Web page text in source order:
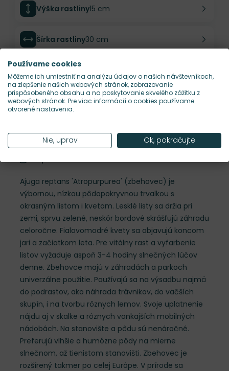
Výška rastliny15 cm
Šírka rastliny30 cm
Habitus rastliny
Hustota výsadby12 ks/m²
Nároky na slnkoS, P
Ajuga reptans 'Atropurpurea' (zbehovec) je
výbornou, nízkou pôdopokryvnou trvalkou s
okrasným listom i kvetom. Lesklé listy sa držia pri
zemi, sprvu zelené, neskôr bordové skrášľujú záhradu
celoročne. Fialovomodré kvety sa objavujú koncom
jari a začiatkom leta. Pre vitálny rast a vyfarbenie
listov vyžaduje aspoň 3-4 hodiny slnečných lúčov
denne. Zbehovce majú v záhradách a parkoch
univerzálne použitie. Používajú sa na výsadbu najmä
do podrastov, ako náhrada trávnikov, do väčších
skupín, i na tvorbu rôznych lemov. Svoje uplatnenie
nájdu aj v skalke a rôznych vonkajších mobilných
nádobách. Na stanovište a pôdu sú nenáročné.
Preferujú vlhšie a humózne pôdy na mierne
slnečnom, až tienistom stanovišti. Zbehovec je
rozšírený takmer po celej Európe. V prírode sa
Používame cookies
Môžeme ich umiestniť na analýzu údajov o našich návštevníkoch,
na zlepšenie našich webových stránok, zobrazovanie
prispôsobeného obsahu a na poskytovanie skvelého zážitku z
webových stránok. Pre viac informácií o cookies používame
otvorené nastavenia.
Nie, uprav Ok, pokračujte